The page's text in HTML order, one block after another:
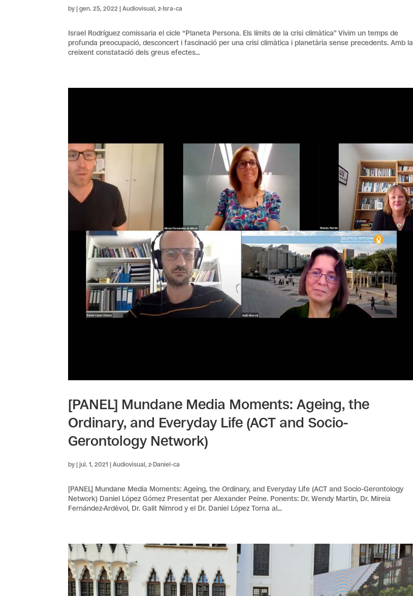
by |gen. 25, 2022 |Audiovisual,z-Isra-ca
Israel Rodríguez comissaria el cicle “Planeta Persona. Els límits de la crisi climàtica” Vivim un temps de
profunda preocupació, desconcert i fascinació per una crisi climàtica i planetària sense precedents. Amb la
creixent constatació dels greus efectes...
[PANEL] Mundane Media Moments: Ageing, the
Ordinary, and Everyday Life (ACT and Socio-
Gerontology Network)
by |jul. 1, 2021 |Audiovisual,z-Daniel-ca
[PANEL] Mundane Media Moments: Ageing, the Ordinary, and Everyday Life (ACT and Socio-Gerontology
Network) Daniel López Gómez Presentat per Alexander Peine. Ponents: Dr. Wendy Martin, Dr. Mireia
Fernández-Ardèvol, Dr. Galit Nimrod y el Dr. Daniel López Torna al...